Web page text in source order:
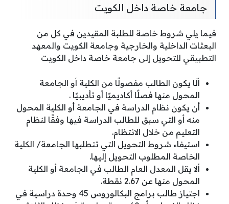
جامعة خاصة داخل الكويت
فيما يلي شروط خاصة للطلبة المقيدين في كل من
البعثات الداخلية والخارجية وجامعة الكويت والمعهد
التطبيقي للتحويل إلى جامعة خاصة داخل الكويت
ألّا يكون الطالب مفصولًا من الكلية أو الجامعة
المحول منها فصلًا أكاديميًا أو تأديبيًا .
أن يكون نظام الدراسة في الجامعة أو الكلية المحول
منه أو التي سبق للطالب الدراسة فيها وفقًا لنظام
التعليم من خلال الانتظام.
استيفاء شروط التحويل التي تتطلبها الجامعة/ الكلية
الخاصة المطلوب التحويل إليها.
ألا يقل المعدل العام الطالب في الجامعة أو الكلية
المحول منها عن 2.67 نقطة.
اجتياز طالب برامج البكالوروس 45 وحدة دراسية في